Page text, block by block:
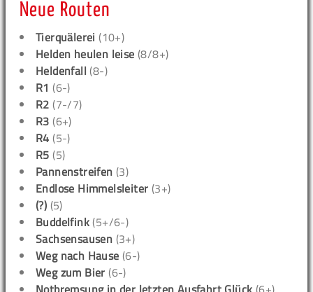
Neue Routen
Tierquälerei (10+)
Helden heulen leise (8/8+)
Heldenfall (8-)
R1 (6-)
R2 (7-/7)
R3 (6+)
R4 (5-)
R5 (5)
Pannenstreifen (3)
Endlose Himmelsleiter (3+)
(?) (5)
Buddelfink (5+/6-)
Sachsensausen (3+)
Weg nach Hause (6-)
Weg zum Bier (6-)